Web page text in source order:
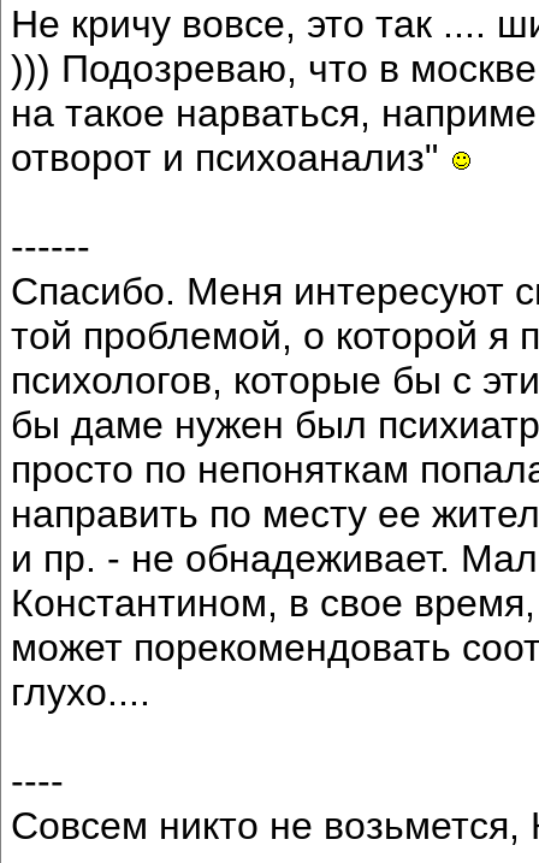
Не кричу вовсе, это так ....
))) Подозреваю, что в
на такое нарваться,
отворот и психоанализ"
------
Cпасибо. Меня интересуют
той проблемой, о которой я
психологов, которые бы с
бы даме нужен был
просто по непоняткам
направить по месту ее
и пр. - не обнадеживает.
Константином, в свое
может порекомендовать
глухо....
----
Совсем никто не